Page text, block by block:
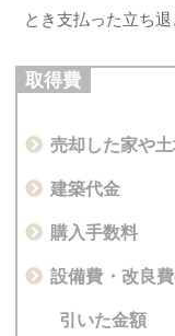
とき支払った立ち
取得費
売却した家や
建築代金
購入手数料
設備費・改良
引いた金額